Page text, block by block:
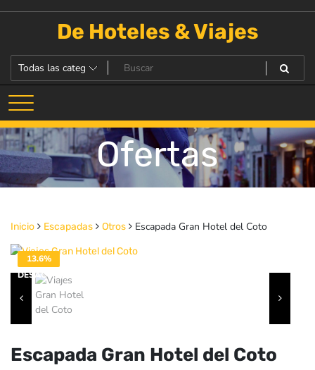
De Hoteles & Viajes
Ofertas
Inicio Escapadas Otros Escapada Gran Hotel del Coto
13.6%
DESACTIVADO
Escapada Gran Hotel del Coto